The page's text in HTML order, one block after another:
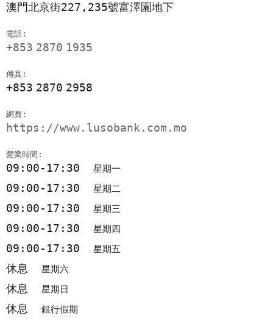
澳門北京街227,235號富澤園地下
電話:
+853 2870 1935
傳真:
+853 2870 2958
網頁:
https://www.lusobank.com.mo
營業時間:
09:00-17:30 星期一
09:00-17:30 星期二
09:00-17:30 星期三
09:00-17:30 星期四
09:00-17:30 星期五
休息 星期六
休息 星期日
休息 銀行假期